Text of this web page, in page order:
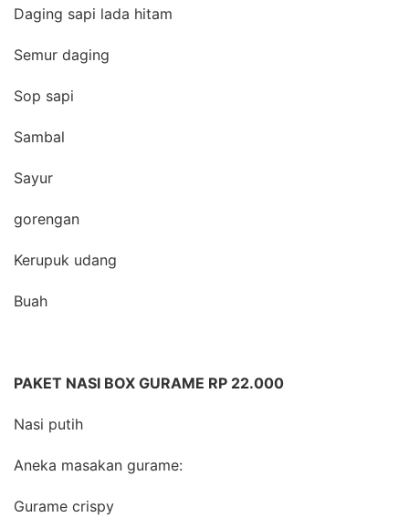
Daging sapi lada hitam
Semur daging
Sop sapi
Sambal
Sayur
gorengan
Kerupuk udang
Buah
PAKET NASI BOX GURAME RP 22.000
Nasi putih
Aneka masakan gurame:
Gurame crispy